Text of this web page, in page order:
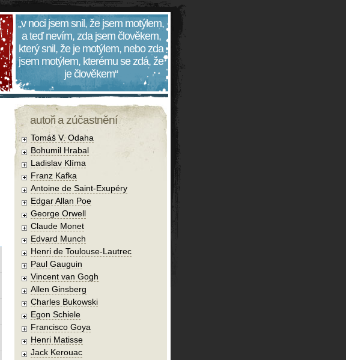
„v noci jsem snil, že jsem motýlem,
a teď nevím, zda jsem člověkem,
který snil, že je motýlem, nebo zda
jsem motýlem, kterému se zdá, že
je člověkem“
autoři a zúčastnění
Tomáš V. Odaha
Bohumil Hrabal
Ladislav Klíma
Franz Kafka
Antoine de Saint-Exupéry
Edgar Allan Poe
George Orwell
Claude Monet
Edvard Munch
Henri de Toulouse-Lautrec
Paul Gauguin
Vincent van Gogh
Allen Ginsberg
Charles Bukowski
Egon Schiele
Francisco Goya
Henri Matisse
Jack Kerouac